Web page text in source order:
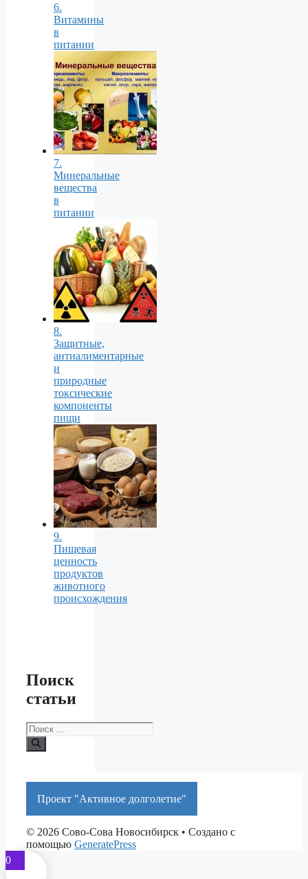
6.
Витамины
в
питании
7.
Минеральные
вещества
в
питании
8.
Защитные,
антиалиментарные
и
природные
токсические
компоненты
пищи
9.
Пищевая
ценность
продуктов
животного
происхождения
Поиск
статьи
Поиск:
Проект "Активное долголетие"
© 2026 Сово-Сова Новосибирск • Создано с
помощью GeneratePress
0